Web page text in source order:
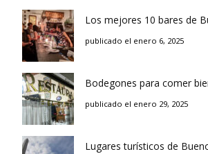
Los mejores 10 bares de
publicado el enero 6, 2025
Bodegones para comer
publicado el enero 29, 2025
Lugares turísticos de